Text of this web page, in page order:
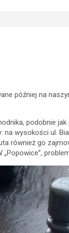
później na
podobnie
na wysokości ul.
również go